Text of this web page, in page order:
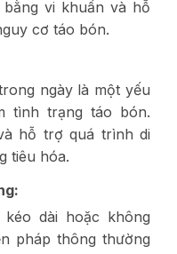
vi khuẩn và hỗ
cơ táo bón.
ngày là một yếu
tình trạng táo bón.
hỗ trợ quá trình di
tiêu hóa.
dài hoặc không
pháp thông thường